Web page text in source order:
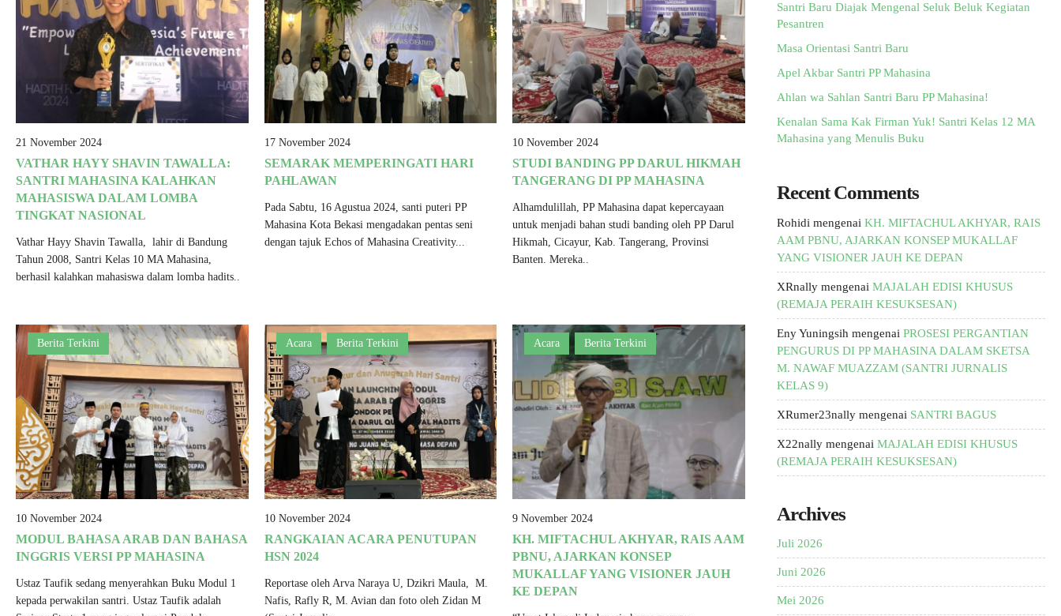
21 November 2024
VATHAR HAYY SHAVIN TAWALLA:
SANTRI MAHASINA KALAHKAN
MAHASISWA DALAM LOMBA
TINGKAT NASIONAL
Vathar Hayy Shavin Tawalla, lahir di Bandung
Tahun 2008, Santri Kelas 10 MA Mahasina,
berhasil kalahkan mahasiswa dalam lomba hadits..
17 November 2024
SEMARAK MEMPERINGATI HARI
PAHLAWAN
Pada Sabtu, 16 Agustua 2024, santi puteri PP
Mahasina Kota Bekasi mengadakan pentas seni
dengan tajuk Echos of Mahasina Creativity...
10 November 2024
STUDI BANDING PP DARUL HIKMAH
TANGERANG DI PP MAHASINA
Alhamdulillah, PP Mahasina dapat kepercayaan
untuk menjadi bahan studi banding oleh PP Darul
Hikmah, Cicayur, Kab. Tangerang, Provinsi
Banten. Mereka..
Berita Terkini
10 November 2024
MODUL BAHASA ARAB DAN BAHASA
INGGRIS VERSI PP MAHASINA
Ustaz Taufik sedang menyerahkan Buku Modul 1
kepada perwakilan santri. Ustaz Taufik adalah
Acara Berita Terkini
10 November 2024
RANGKAIAN ACARA PENUTUPAN
HSN 2024
Reportase oleh Arva Naraya U, Dzikri Maula, M.
Nafis, Rafly R, M. Avian dan foto oleh Zidan M
Acara Berita Terkini
9 November 2024
KH. MIFTACHUL AKHYAR, RAIS AAM
PBNU, AJARKAN KONSEP
MUKALLAF YANG VISIONER JAUH
KE DEPAN
Santri Baru Diajak Mengenal Seluk Beluk Kegiatan
Pesantren
Masa Orientasi Santri Baru
Apel Akbar Santri PP Mahasina
Ahlan wa Sahlan Santri Baru PP Mahasina!
Kenalan Sama Kak Firman Yuk! Santri Kelas 12 MA
Mahasina yang Menulis Buku
Recent Comments
Rohidi mengenai KH. MIFTACHUL AKHYAR, RAIS
AAM PBNU, AJARKAN KONSEP MUKALLAF
YANG VISIONER JAUH KE DEPAN
XRnally mengenai MAJALAH EDISI KHUSUS
(REMAJA PERAIH KESUKSESAN)
Eny Yuningsih mengenai PROSESI PERGANTIAN
PENGURUS DI PP MAHASINA DALAM SKETSA
M. NAWAF MUAZZAM (SANTRI JURNALIS
KELAS 9)
XRumer23nally mengenai SANTRI BAGUS
X22nally mengenai MAJALAH EDISI KHUSUS
(REMAJA PERAIH KESUKSESAN)
Archives
Juli 2026
Juni 2026
Mei 2026